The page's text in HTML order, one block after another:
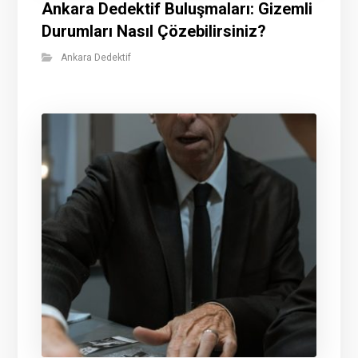
Ankara Dedektif Buluşmaları: Gizemli
Durumları Nasıl Çözebilirsiniz?
Ankara Dedektif